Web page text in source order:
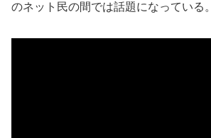
のネット民の間では話題になっている。